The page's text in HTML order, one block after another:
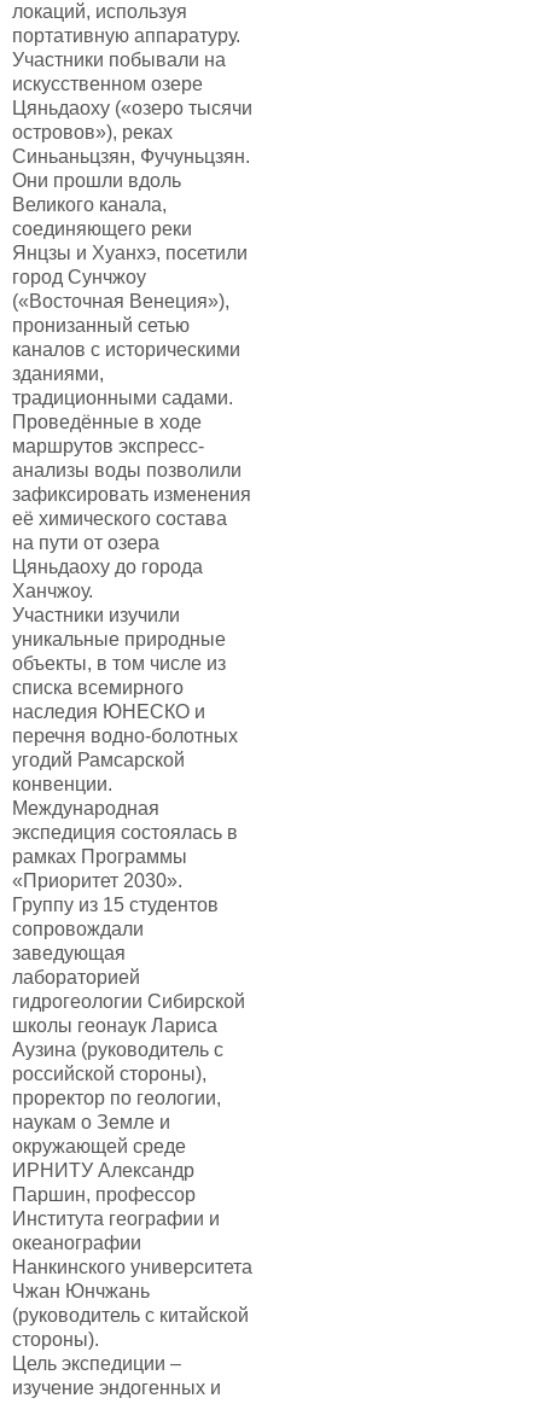
локаций, используя
портативную аппаратуру.
Участники побывали на
искусственном озере
Цяньдаоху («озеро тысячи
островов»), реках
Синьаньцзян, Фучуньцзян.
Они прошли вдоль
Великого канала,
соединяющего реки
Янцзы и Хуанхэ, посетили
город Сунчжоу
(«Восточная Венеция»),
пронизанный сетью
каналов с историческими
зданиями,
традиционными садами.
Проведённые в ходе
маршрутов экспресс-
анализы воды позволили
зафиксировать изменения
её химического состава
на пути от озера
Цяньдаоху до города
Ханчжоу.
Участники изучили
уникальные природные
объекты, в том числе из
списка всемирного
наследия ЮНЕСКО и
перечня водно-болотных
угодий Рамсарской
конвенции.
Международная
экспедиция состоялась в
рамках Программы
«Приоритет 2030».
Группу из 15 студентов
сопровождали
заведующая
лабораторией
гидрогеологии Сибирской
школы геонаук Лариса
Аузина (руководитель с
российской стороны),
проректор по геологии,
наукам о Земле и
окружающей среде
ИРНИТУ Александр
Паршин, профессор
Института географии и
океанографии
Нанкинского университета
Чжан Юнчжань
(руководитель с китайской
стороны).
Цель экспедиции –
изучение эндогенных и